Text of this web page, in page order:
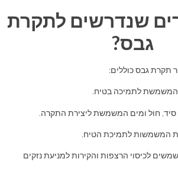
שנדרשים לתקרת
גבס?
תקרת גבס כוללים:
לתמיכה בטיח.
חול ומים המשמשת ליצירת התקרה.
המשמשות לתמיכת הטיח.
לכיסוי הרצפות והקירות למניעת נזקים